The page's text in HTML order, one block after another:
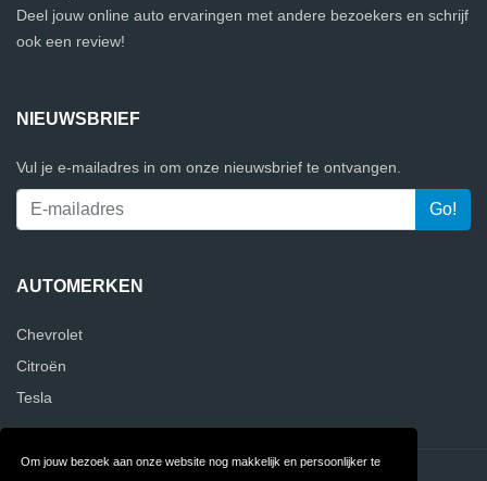
Om jouw bezoek aan onze website nog makkelijk en persoonlijker te
Deel jouw online auto ervaringen met andere bezoekers en schrijf
ook een review!
NIEUWSBRIEF
Vul je e-mailadres in om onze nieuwsbrief te ontvangen.
AUTOMERKEN
Chevrolet
Citroën
Tesla